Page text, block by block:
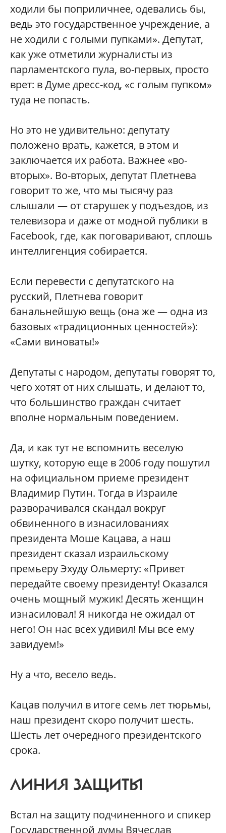
ходили бы поприличнее, одевались бы,
ведь это государственное учреждение, а
не ходили с голыми пупками». Депутат,
как уже отметили журналисты из
парламентского пула, во-первых, просто
врет: в Думе дресс-код, «с голым пупком»
туда не попасть.
Но это не удивительно: депутату
положено врать, кажется, в этом и
заключается их работа. Важнее «во-
вторых». Во-вторых, депутат Плетнева
говорит то же, что мы тысячу раз
слышали — от старушек у подъездов, из
телевизора и даже от модной публики в
Facebook, где, как поговаривают, сплошь
интеллигенция собирается.
Если перевести с депутатского на
русский, Плетнева говорит
банальнейшую вещь (она же — одна из
базовых «традиционных ценностей»):
«Сами виноваты!»
Депутаты с народом, депутаты говорят то,
чего хотят от них слышать, и делают то,
что большинство граждан считает
вполне нормальным поведением.
Да, и как тут не вспомнить веселую
шутку, которую еще в 2006 году пошутил
на официальном приеме президент
Владимир Путин. Тогда в Израиле
разворачивался скандал вокруг
обвиненного в изнасилованиях
президента Моше Кацава, а наш
президент сказал израильскому
премьеру Эхуду Ольмерту: «Привет
передайте своему президенту! Оказался
очень мощный мужик! Десять женщин
изнасиловал! Я никогда не ожидал от
него! Он нас всех удивил! Мы все ему
завидуем!»
Ну а что, весело ведь.
Кацав получил в итоге семь лет тюрьмы,
наш президент скоро получит шесть.
Шесть лет очередного президентского
срока.
ЛИНИЯ ЗАЩИТЫ
Встал на защиту подчиненного и спикер
Государственной думы Вячеслав